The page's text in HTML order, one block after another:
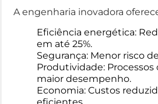
A engenharia inovadora
Eficiência energética:
em até 25%.
Segurança: Menor risco
Produtividade: Processos
maior desempenho.
Economia: Custos
eficientes.